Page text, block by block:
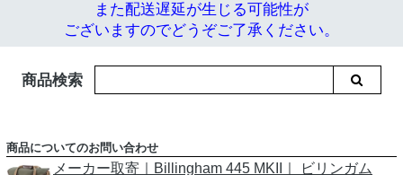
また配送遅延が生じる可能性が
ございますのでどうぞご了承ください。
商品検索
商品についてのお問い合わせ
メーカー取寄｜Billingham 445 MKII｜ ビリンガム